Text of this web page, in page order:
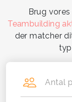
Brug
Teambuilding
der matcher
Antal